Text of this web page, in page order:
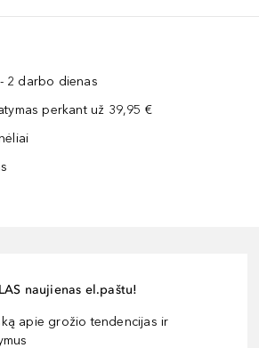
2 darbo dienas
perkant už 39,95 €
naujienas el.paštu!
apie grožio tendencijas ir